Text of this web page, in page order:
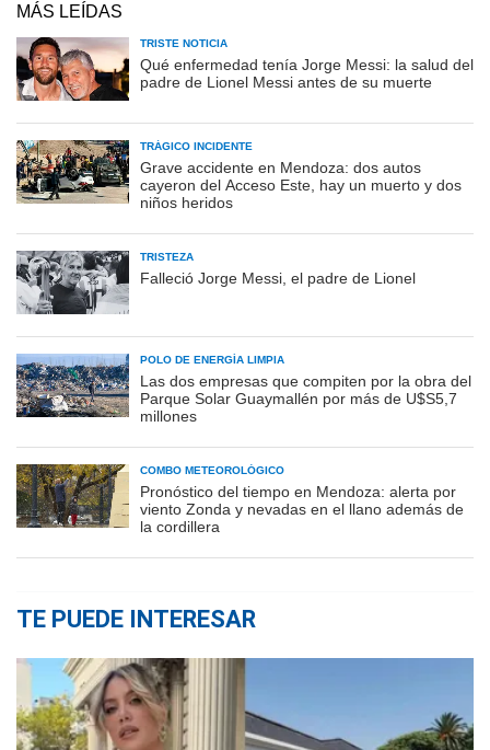
MÁS LEÍDAS
TRISTE NOTICIA
Qué enfermedad tenía Jorge Messi: la salud del
padre de Lionel Messi antes de su muerte
TRÁGICO INCIDENTE
Grave accidente en Mendoza: dos autos
cayeron del Acceso Este, hay un muerto y dos
niños heridos
TRISTEZA
Falleció Jorge Messi, el padre de Lionel
POLO DE ENERGÍA LIMPIA
Las dos empresas que compiten por la obra del
Parque Solar Guaymallén por más de U$S5,7
millones
COMBO METEOROLÓGICO
Pronóstico del tiempo en Mendoza: alerta por
viento Zonda y nevadas en el llano además de
la cordillera
TE PUEDE INTERESAR